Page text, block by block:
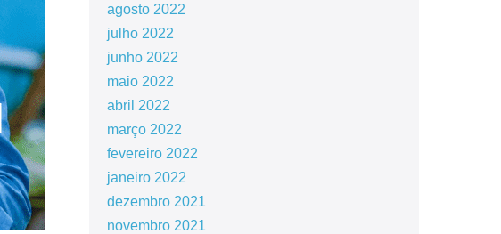
agosto 2022
julho 2022
junho 2022
maio 2022
abril 2022
março 2022
fevereiro 2022
janeiro 2022
dezembro 2021
novembro 2021